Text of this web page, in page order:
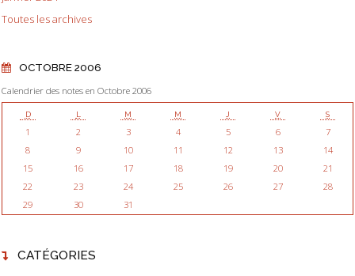
Toutes les archives
OCTOBRE 2006
Calendrier des notes en Octobre 2006
D L M M J V S
1 2 3 4 5 6
7
8
9 10 11 12 13
14
15
16 17 18 19 20
21
22
23 24 25 26 27
28
29
30 31
CATÉGORIES